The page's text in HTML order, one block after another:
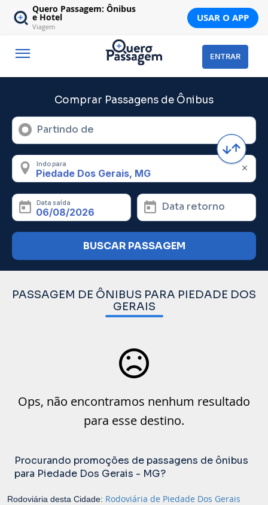
Quero Passagem: Ônibus
e Hotel
Viagem
USAR O APP
ENTRAR
Comprar Passagens de Ônibus
Partindo de
Indo para
Data saída Data retorno
BUSCAR PASSAGEM
PASSAGEM DE ÔNIBUS PARA PIEDADE DOS
GERAIS
Ops, não encontramos nenhum resultado
para esse destino.
Procurando promoções de passagens de ônibus
para Piedade Dos Gerais - MG?
Rodoviária desta Cidade: Rodoviária de Piedade Dos Gerais